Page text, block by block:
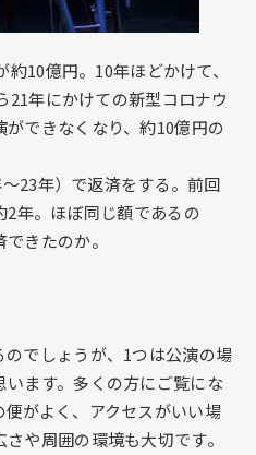
10億円。10年ほどかけて、
21年にかけての新型コロナウ
できなくなり、約10億円の
23年）で返済をする。前回
年。ほぼ同じ額であるの
きたのか。
のでしょうが、1つは公演の場
ます。多くの方にご覧にな
がよく、アクセスがいい場
や周囲の環境も大切です。